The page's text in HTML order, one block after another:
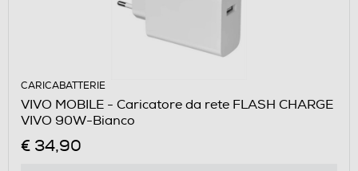
CARICABATTERIE
VIVO MOBILE - Caricatore da rete FLASH CHARGE
VIVO 90W-Bianco
€ 34,90